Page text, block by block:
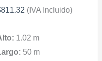
811.32 (IVA Incluido)
1.02 m
50 m